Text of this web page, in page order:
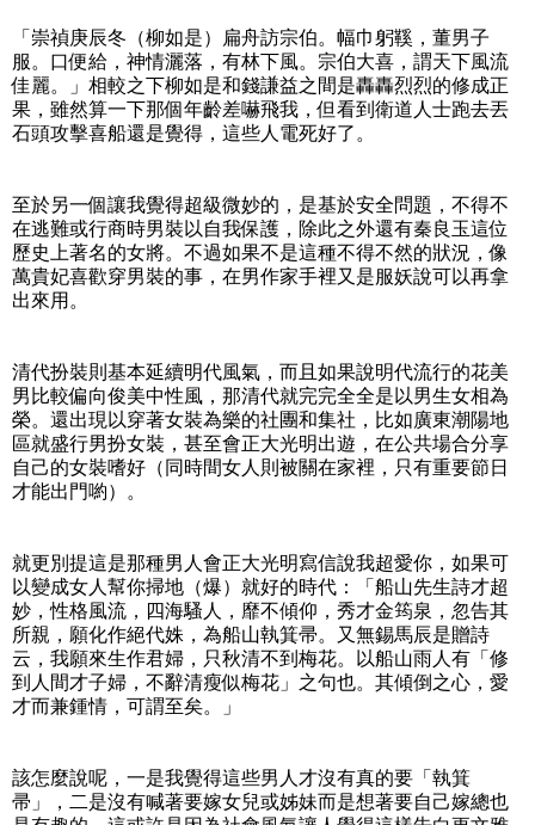
「崇禎庚辰冬（柳如是）扁舟訪宗伯。幅巾躬鞵，董男子
服。口便給，神情灑落，有林下風。宗伯大喜，謂天下風流
佳麗。」相較之下柳如是和錢謙益之間是轟轟烈烈的修成正
果，雖然算一下那個年齡差嚇飛我，但看到衛道人士跑去丟
石頭攻擊喜船還是覺得，這些人電死好了。
至於另一個讓我覺得超級微妙的，是基於安全問題，不得不
在逃難或行商時男裝以自我保護，除此之外還有秦良玉這位
歷史上著名的女將。不過如果不是這種不得不然的狀況，像
萬貴妃喜歡穿男裝的事，在男作家手裡又是服妖說可以再拿
出來用。
清代扮裝則基本延續明代風氣，而且如果說明代流行的花美
男比較偏向俊美中性風，那清代就完完全全是以男生女相為
榮。還出現以穿著女裝為樂的社團和集社，比如廣東潮陽地
區就盛行男扮女裝，甚至會正大光明出遊，在公共場合分享
自己的女裝嗜好（同時間女人則被關在家裡，只有重要節日
才能出門喲）。
就更別提這是那種男人會正大光明寫信說我超愛你，如果可
以變成女人幫你掃地（爆）就好的時代：「船山先生詩才超
妙，性格風流，四海騷人，靡不傾仰，秀才金筠泉，忽告其
所親，願化作絕代姝，為船山執箕帚。又無錫馬辰是贈詩
云，我願來生作君婦，只秋清不到梅花。以船山雨人有「修
到人間才子婦，不辭清瘦似梅花」之句也。其傾倒之心，愛
才而兼鍾情，可謂至矣。」
該怎麼說呢，一是我覺得這些男人才沒有真的要「執箕
帚」，二是沒有喊著要嫁女兒或姊妹而是想著要自己嫁總也